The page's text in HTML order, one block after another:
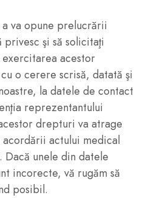
va opune prelucrării
şi să solicitaţi
acestor
o cerere scrisă, datată şi
la datele de contact
reprezentantului
drepturi va atrage
actului medical
unele din datele
incorecte, vă rugăm să
posibil.